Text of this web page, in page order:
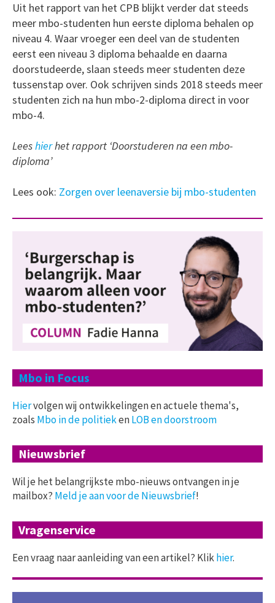
Uit het rapport van het CPB blijkt verder dat steeds
meer mbo-studenten hun eerste diploma behalen op
niveau 4. Waar vroeger een deel van de studenten
eerst een niveau 3 diploma behaalde en daarna
doorstudeerde, slaan steeds meer studenten deze
tussenstap over. Ook schrijven sinds 2018 steeds meer
studenten zich na hun mbo-2-diploma direct in voor
mbo-4.
Leeshierhet rapport ‘Doorstuderen na een mbo-
diploma’
Lees ook: Zorgen over leenaversie bij mbo-studenten
Mbo in Focus
Hiervolgen wij ontwikkelingen en actuele thema's,
zoals Mbo in de politiekenLOB en doorstroom
Nieuwsbrief
Wil je het belangrijkste mbo-nieuws ontvangen in je
mailbox? Meld je aan voor de Nieuwsbrief!
Vragenservice
Een vraag naar aanleiding van een artikel? Klikhier.